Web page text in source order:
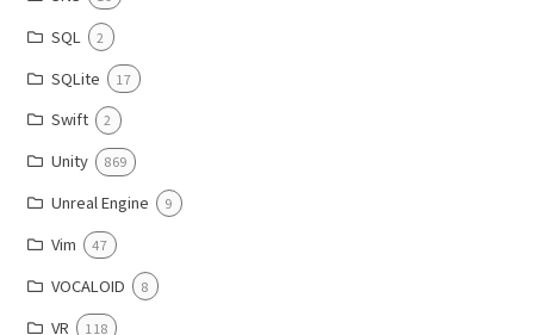
SQL 2
SQLite 17
Swift 2
Unity 869
Unreal Engine 9
Vim 47
VOCALOID 8
VR 118